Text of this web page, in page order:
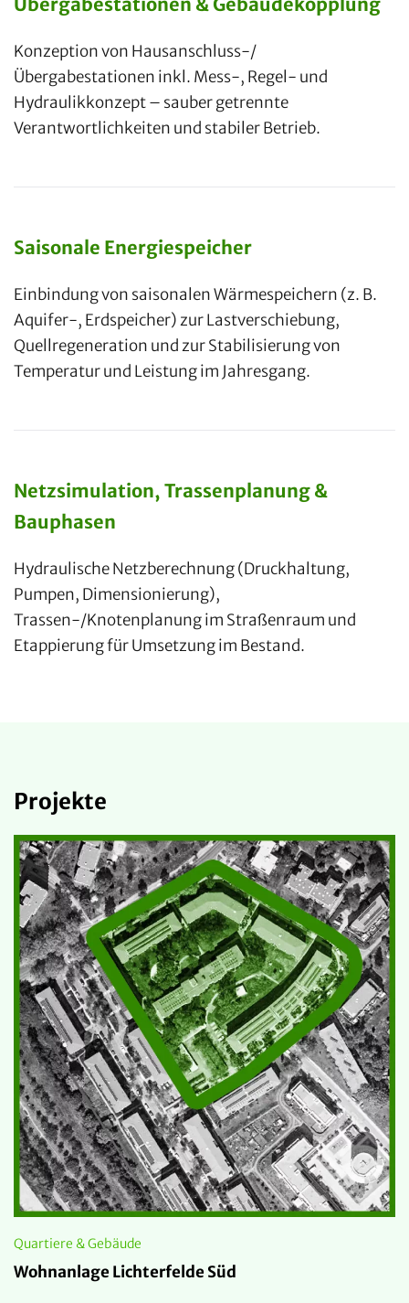
Konzeption von Hausanschluss-/
Übergabestationen inkl. Mess-, Regel- und
Hydraulikkonzept – sauber getrennte
Verantwortlichkeiten und stabiler Betrieb.
Saisonale Energiespeicher
Einbindung von saisonalen Wärmespeichern (z. B.
Aquifer-, Erdspeicher) zur Lastverschiebung,
Quellregeneration und zur Stabilisierung von
Temperatur und Leistung im Jahresgang.
Netzsimulation, Trassenplanung &
Bauphasen
Hydraulische Netzberechnung (Druckhaltung,
Pumpen, Dimensionierung),
Trassen-/Knotenplanung im Straßenraum und
Etappierung für Umsetzung im Bestand.
Projekte
Quartiere & Gebäude
Wohnanlage Lichterfelde Süd